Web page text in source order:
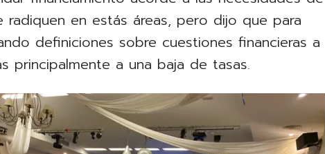
radiquen en estás áreas, pero dijo que para
definiciones sobre cuestiones financieras a
principalmente a una baja de tasas.